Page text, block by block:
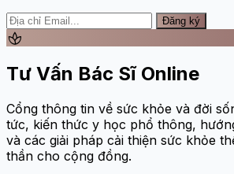
Đăng ký
spa
Tư Vấn Bác Sĩ Online
Cổng thông tin về sức khỏe và đời
tức, kiến thức y học phổ thông,
và các giải pháp cải thiện sức khỏe
thần cho cộng đồng.